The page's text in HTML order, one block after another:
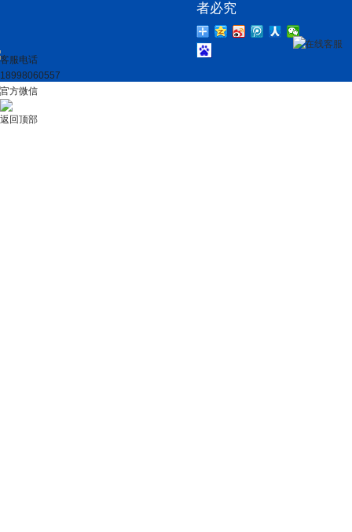
者必究
在线客服
客服电话
18998060557
官方微信
返回顶部